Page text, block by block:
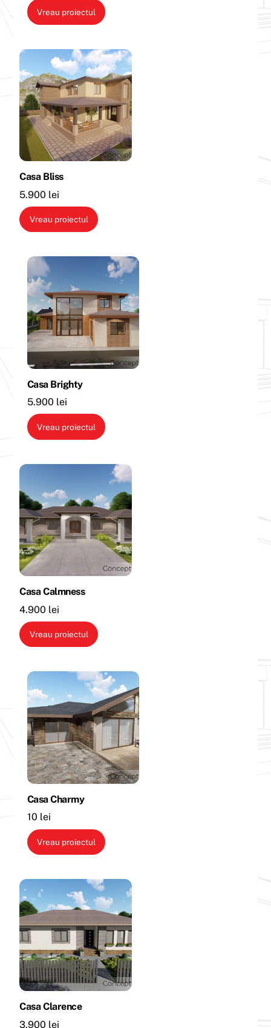
Vreau proiectul
Casa Bliss
5.900 lei
Vreau proiectul
Casa Brighty
5.900 lei
Vreau proiectul
Casa Calmness
4.900 lei
Vreau proiectul
Casa Charmy
10 lei
Vreau proiectul
Casa Clarence
3.900 lei